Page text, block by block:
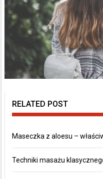
RELATED POST
Maseczka z aloesu –
Techniki masażu